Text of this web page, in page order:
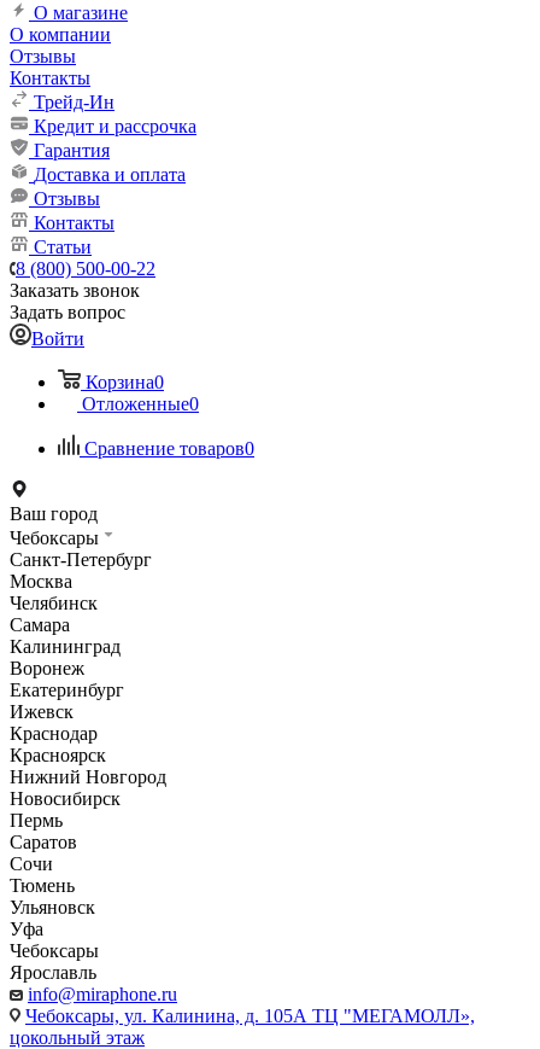
О магазине
О компании
Отзывы
Контакты
Трейд-Ин
Кредит и рассрочка
Гарантия
Доставка и оплата
Отзывы
Контакты
Статьи
8 (800) 500-00-22
Заказать звонок
Задать вопрос
Войти
Корзина0
Отложенные0
Сравнение товаров0
Ваш город
Чебоксары
Санкт-Петербург
Москва
Челябинск
Самара
Калининград
Воронеж
Екатеринбург
Ижевск
Краснодар
Красноярск
Нижний Новгород
Новосибирск
Пермь
Саратов
Сочи
Тюмень
Ульяновск
Уфа
Чебоксары
Ярославль
info@miraphone.ru
Чебоксары, ул. Калинина, д. 105А ТЦ "МЕГАМОЛЛ»,
цокольный этаж